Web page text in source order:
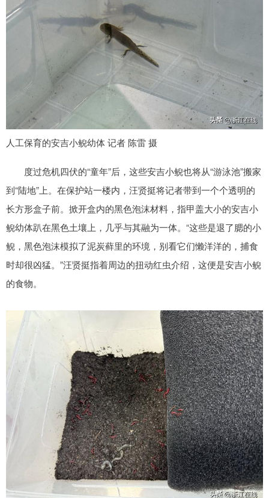
人工保育的安吉小鲵幼体 记者 陈雷 摄
度过危机四伏的“童年”后，这些安吉小鲵也将从“游泳池”搬家
到“陆地”上。在保护站一楼内，汪贤挺将记者带到一个个透明的
长方形盒子前。掀开盒内的黑色泡沫材料，指甲盖大小的安吉小
鲵幼体趴在黑色土壤上，几乎与其融为一体。“这些是退了腮的小
鲵，黑色泡沫模拟了泥炭藓里的环境，别看它们懒洋洋的，捕食
时却很凶猛。”汪贤挺指着周边的扭动红虫介绍，这便是安吉小鲵
的食物。